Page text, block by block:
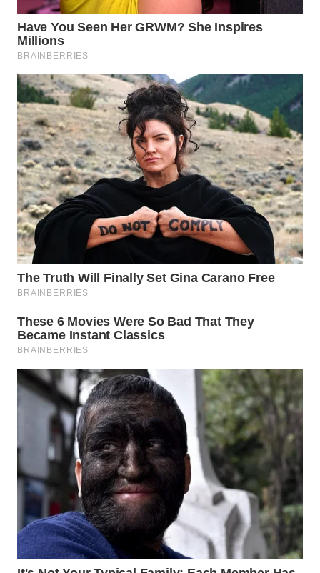
SERDANG
WN
TINGGI
WN
PAKPAK
WN
KARAWANG
WN
BEKASI
WN
BOGOR
WN
DEPOK
WN
TAPANULI
UTARA
WN
WN
PADANG
LAWAS